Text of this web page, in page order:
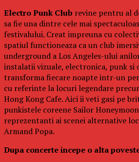
Electro Punk Club revine pentru al
sa fie una dintre cele mai
festivalului. Creat impreuna cu
spatiul functioneaza ca un club
underground a Los Angeles-ului
instalatii vizuale, electronica, punk si
transforma fiecare noapte intr-un
cu referinte la locuri legendare
Hong Kong Cafe. Aici ii veti gasi pe
punkistele coreene Sailor
reprezentanti ai scenei alternative
Armand Popa.
Dupa concerte incepe o alta